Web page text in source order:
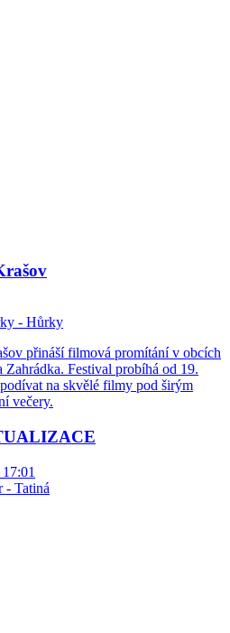
- Hůrky
přináší filmová promítání v obcích
Festival probíhá od 19.
na skvělé filmy pod širým
večery.
- Tatiná